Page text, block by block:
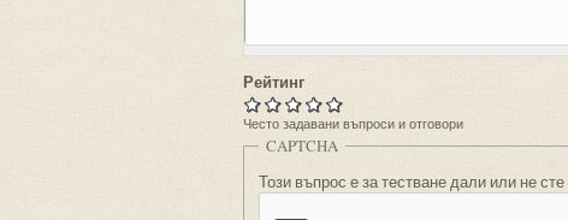
Рейтинг
Често задавани въпроси и отговори
CAPTCHA
Този въпрос е за тестване дали или не